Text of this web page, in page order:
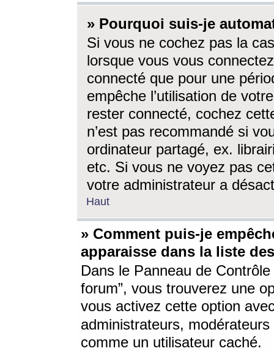
» Pourquoi suis-je
Si vous ne cochez pas la
lorsque vous vous
connecté que pour une
empêche l’utilisation de
rester connecté, cochez
n’est pas recommandé si
ordinateur partagé, ex.
etc. Si vous ne voyez pas
votre administrateur a
Haut
» Comment puis-je
apparaisse dans la liste
Dans le Panneau de
forum”, vous trouverez une
vous activez cette option
administrateurs,
comme un utilisateur caché.